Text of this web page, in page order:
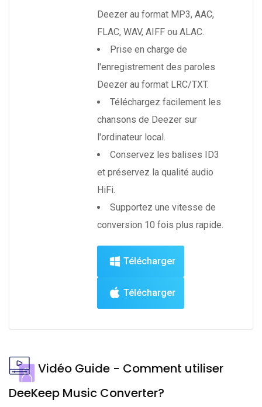
Deezer au format MP3, AAC,
FLAC, WAV, AIFF ou ALAC.
Prise en charge de
l'enregistrement des paroles
Deezer au format LRC/TXT.
Téléchargez facilement les
chansons de Deezer sur
l'ordinateur local.
Conservez les balises ID3
et préservez la qualité audio
HiFi.
Supportez une vitesse de
conversion 10 fois plus rapide.
Télécharger
Télécharger
Vidéo Guide - Comment utiliser
DeeKeep Music Converter?